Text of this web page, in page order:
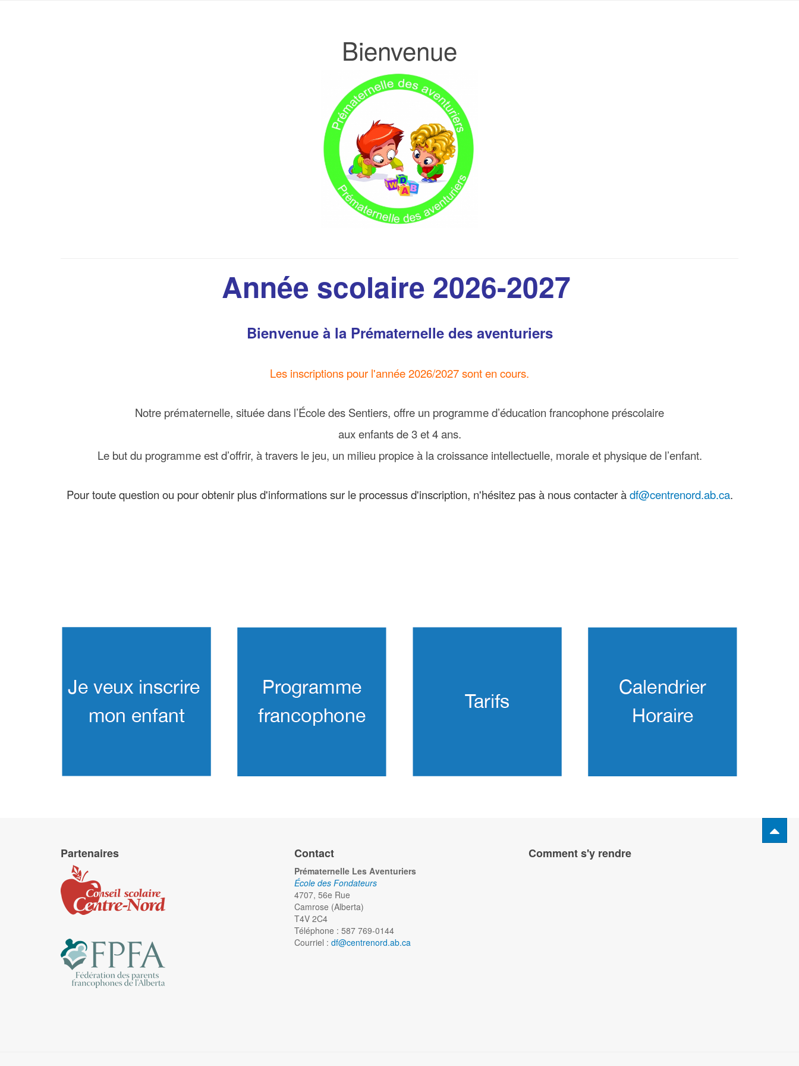
Bienvenue
Année scolaire 2026-2027
Bienvenue à la Prématernelle des aventuriers
Les inscriptions pour l'année 2026/2027 sont en cours.
Notre prématernelle, située dans l’École des Sentiers, offre un programme d’éducation francophone préscolaire
aux enfants de 3 et 4 ans.
Le but du programme est d’offrir, à travers le jeu, un milieu propice à la croissance intellectuelle, morale et physique de l’enfant.
Pour toute question ou pour obtenir plus d'informations sur le processus d'inscription, n'hésitez pas à nous contacter àdf@centrenord.ab.ca.
Partenaires Contact
Prématernelle Les Aventuriers
École des Fondateurs
4707, 56e Rue
Camrose (Alberta)
T4V 2C4
Téléphone : 587 769-0144
Courriel :df@centrenord.ab.ca
Comment s'y rendre